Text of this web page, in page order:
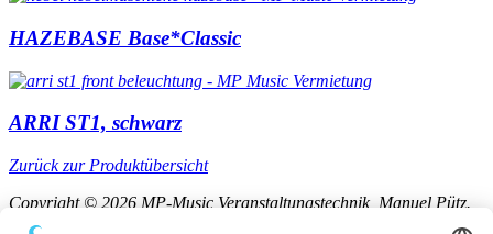
HAZEBASE Base*Classic
ARRI ST1, schwarz
Zurück zur Produktübersicht
Copyright © 2026 MP-Music Veranstaltungstechnik, Manuel Pütz.
Alle Rechte vorbehalten.